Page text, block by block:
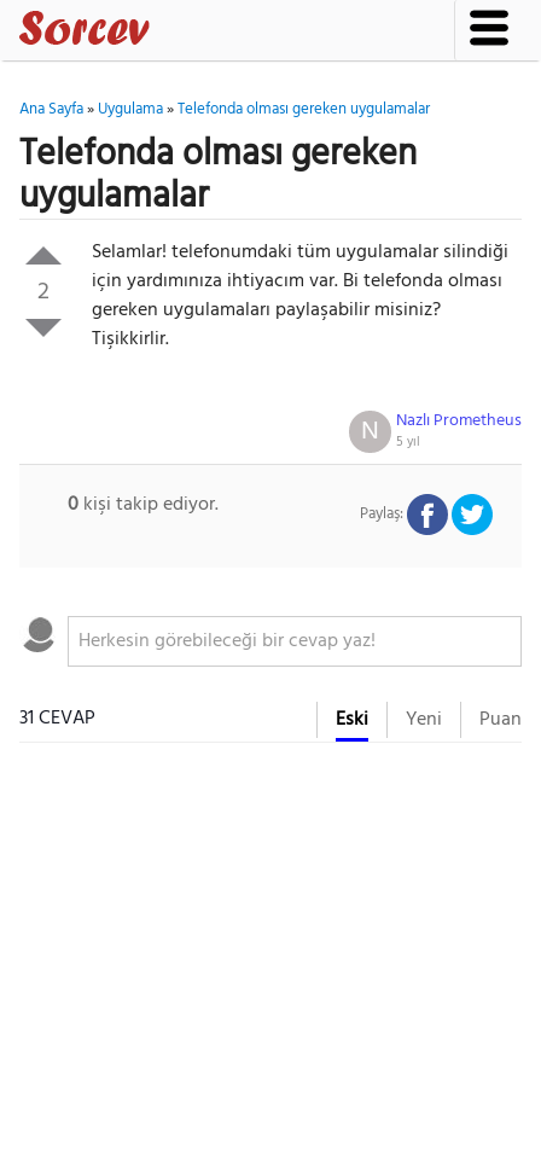
Ana Sayfa»Uygulama»Telefonda olması gereken uygulamalar
Telefonda olması gereken
uygulamalar
2
Selamlar! telefonumdaki tüm uygulamalar silindiği
için yardımınıza ihtiyacım var. Bi telefonda olması
gereken uygulamaları paylaşabilir misiniz?
Tişikkirlir.
Nazlı Prometheus
5 yıl
N
0kişi takip ediyor. Paylaş:
31 CEVAP Eski Yeni Puan